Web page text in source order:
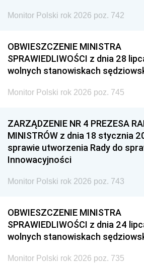
Monitor Polski rok 2026 poz. 742
OBWIESZCZENIE MINISTRA
SPRAWIEDLIWOŚCI z dnia 28
wolnych stanowiskach
Monitor Polski rok 2026 poz. 745
ZARZĄDZENIE NR 4 PREZESA
MINISTRÓW z dnia 18 stycznia
sprawie utworzenia Rady do
Innowacyjności
Monitor Polski rok 2026 poz. 743
OBWIESZCZENIE MINISTRA
SPRAWIEDLIWOŚCI z dnia 24
wolnych stanowiskach
Monitor Polski rok 2026 poz. 735